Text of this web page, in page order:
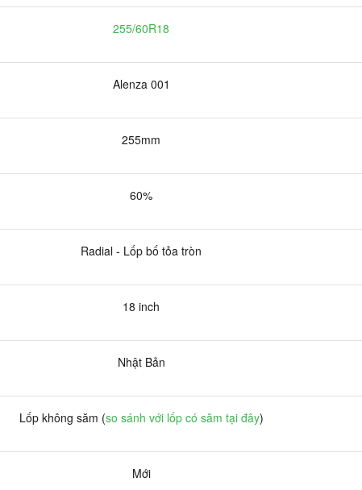
255/60R18
Alenza 001
255mm
60%
Radial - Lốp bố tỏa tròn
18 inch
Nhật Bản
Lốp không săm (so sánh với lốp có săm tại đây)
Mới